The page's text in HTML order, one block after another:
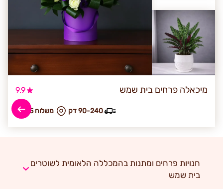
מיכאלה פרחים בית שמש 9.9
₪ משלוח 55 90-240 דק
חנויות פרחים ומתנות בהמכללה הלאומית לשוטרים
בית שמש